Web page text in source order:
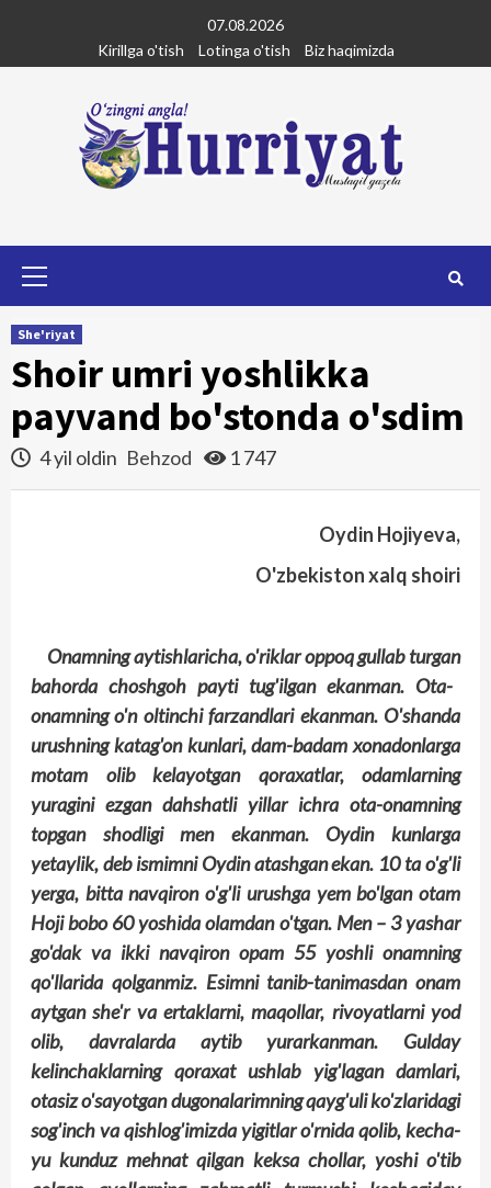
content
07.08.2026
Kirillga o'tish
Lotinga o'tish Biz haqimizda
She'riyat
Shoir umri yoshlikka
payvand bo'stonda o'sdim
4 yil oldin Behzod 1 747
Oydin Hojiyeva,
O'zbekiston xalq shoiri
Onamningaytishlaricha, o'riklaroppoqgullabturgan
bahordachoshgoh paytitug'ilganekanman. Ota-
onamning o'n oltinchi farzandlari ekanman. O'shanda
urushning katag'on kunlari, dam-badam xonadonlarga
motam olib kelayotgan qoraxatlar, odamlarning
yuragini ezgan dahshatli yillar ichra ota-onamning
topgan shodligi men ekanman. Oydin kunlarga
yetaylik, deb ismimni Oydin atashgan ekan. 10 ta o'g'li
yerga, bitta navqiron o'g'li urushga yem bo'lgan otam
Hoji bobo 60 yoshida olamdan o'tgan. Men – 3 yashar
go'dak va ikki navqiron opam 55 yoshli onam­ning
qo'llarida qolganmiz. Esimni tanib-tanimasdan onam
aytgan she'r va ertaklarni, maqollar, rivoyatlarni yod
olib, davralarda aytib yurarkanman. Gulday
kelinchaklarning qoraxat ushlab yig'lagan damlari,
otasiz o'sayotgan dugonalarimning qayg'uli ko'zlaridagi
sog'inch va qish­log'imizda yigitlar o'rnida qolib, kecha-
yu kunduz mehnat qilgan keksa chollar, yoshi o'tib